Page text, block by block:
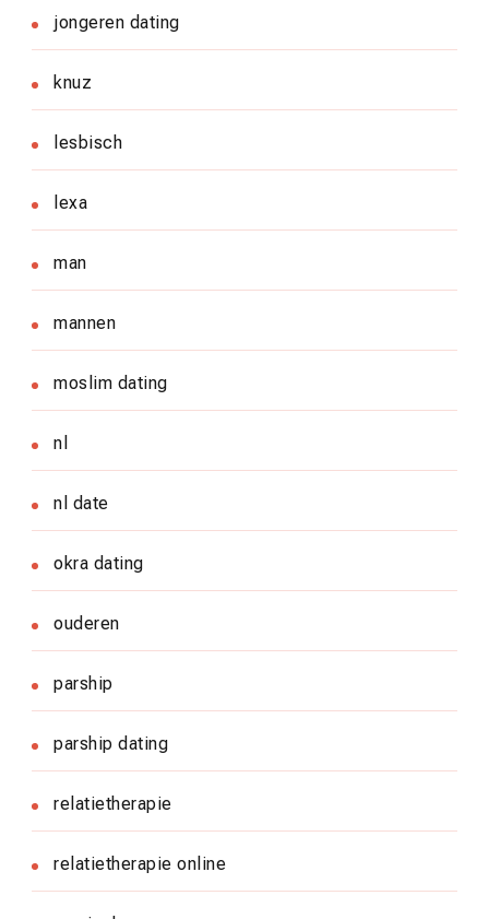
jongeren dating
knuz
lesbisch
lexa
man
mannen
moslim dating
nl
nl date
okra dating
ouderen
parship
parship dating
relatietherapie
relatietherapie online